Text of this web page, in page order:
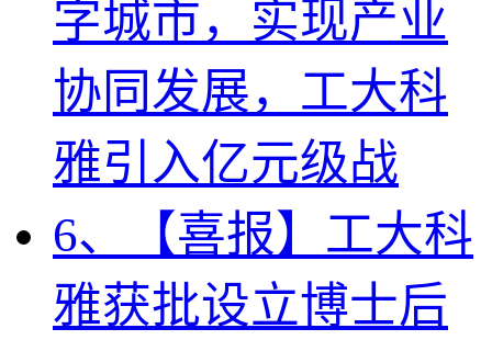
字城市，实现产业
协同发展，工大科
雅引入亿元级战
6、【喜报】工大科
雅获批设立博士后